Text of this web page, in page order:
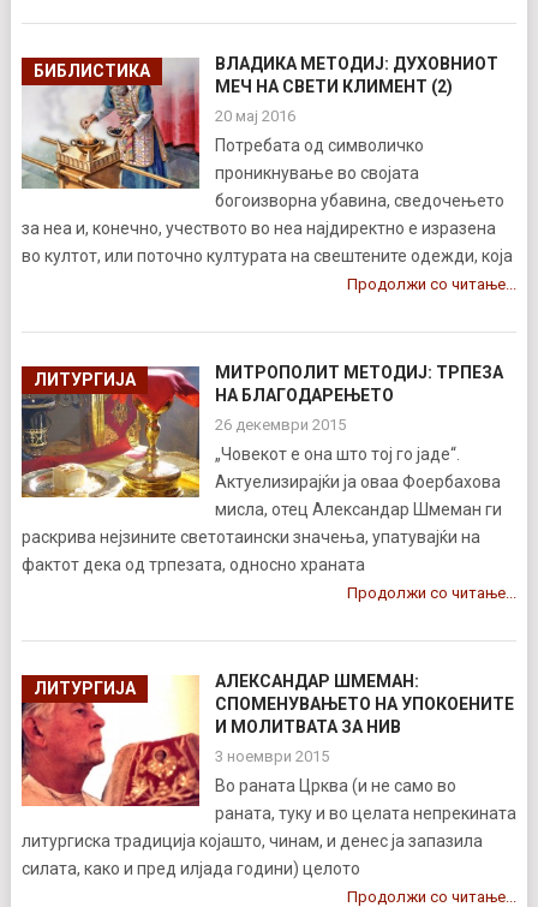
БИБЛИСТИКА
ВЛАДИКА МЕТОДИЈ: ДУХОВНИОТ
МЕЧ НА СВЕТИ КЛИМЕНТ (2)
20 мај 2016
Потребата од символичко
проникнување во својата
богоизворна убавина, сведочењето
за неа и, конечно, учеството во неа најдиректно е изразена
во култот, или поточно културата на свештените одежди, која
Продолжи со читање...
ЛИТУРГИЈА
МИТРОПОЛИТ МЕТОДИЈ: ТРПЕЗА
НА БЛАГОДАРЕЊЕТО
26 декември 2015
„Човекот е она што тој го јаде“.
Актуелизирајќи ја оваа Фоербахова
мисла, отец Александар Шмеман ги
раскрива нејзините светотаински значења, упатувајќи на
фактот дека од трпезата, односно храната
Продолжи со читање...
ЛИТУРГИЈА
АЛЕКСАНДАР ШМЕМАН:
СПОМЕНУВАЊЕТО НА УПОКОЕНИТЕ
И МОЛИТВАТА ЗА НИВ
3 ноември 2015
Во раната Црква (и не само во
раната, туку и во целата непрекината
литургиска традиција којашто, чинам, и денес ја запазила
силата, како и пред илјада години) целото
Продолжи со читање...